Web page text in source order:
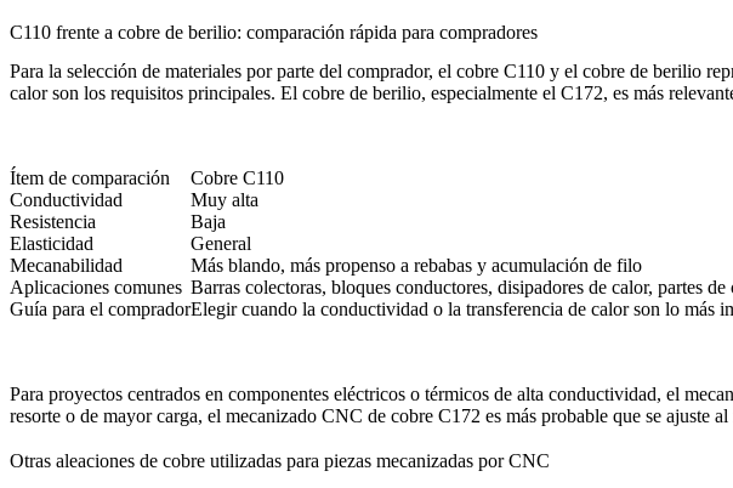
C110 frente a cobre de berilio: comparación rápida para compradores
Para la selección de materiales por parte del comprador, el cobre C110 y el cobre de berilio
calor son los requisitos principales. El cobre de berilio, especialmente el C172, es más
Ítem de comparación Cobre C110
Conductividad
Muy alta
Resistencia
Baja
Elasticidad
General
Mecanabilidad
Más blando, más propenso a rebabas y acumulación de filo
Aplicaciones comunes Barras colectoras, bloques conductores, disipadores de calor, partes de
Guía para el compradorElegir cuando la conductividad o la transferencia de calor son lo más
Para proyectos centrados en componentes eléctricos o térmicos de alta conductividad, el
resorte o de mayor carga, el mecanizado CNC de cobre C172 es más probable que se ajuste
Otras aleaciones de cobre utilizadas para piezas mecanizadas por CNC